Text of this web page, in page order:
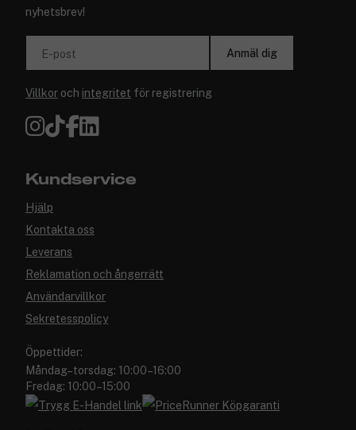
nyhetsbrev!
E-post Anmäl dig
Villkor och integritet för registrering
Kundservice
Hjälp
Kontakta oss
Leverans
Reklamation och ångerrätt
Användarvillkor
Sekretesspolicy
Öppettider:
Måndag–torsdag: 10:00–16:00
Fredag: 10:00–15:00